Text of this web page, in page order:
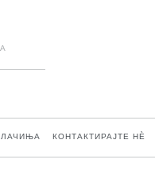
КОНТАКТИРАЈТЕ НЀ